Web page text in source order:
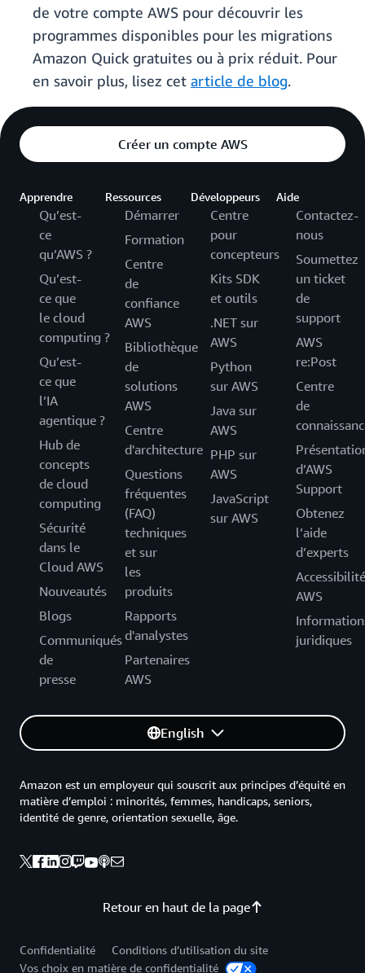
de votre compte AWS pour découvrir les
programmes disponibles pour les migrations
Amazon Quick gratuites ou à prix réduit. Pour
en savoir plus, lisez cet article de blog.
Créer un compte AWS
Apprendre
Qu’est-
ce
qu’AWS ?
Qu’est-
ce que
le cloud
computing ?
Qu’est-
ce que
l’IA
agentique ?
Hub de
concepts
de cloud
computing
Sécurité
dans le
Cloud AWS
Nouveautés
Blogs
Communiqués
de
presse
Ressources
Démarrer
Formation
Centre
de
confiance
AWS
Bibliothèque
de
solutions
AWS
Centre
d'architecture
Questions
fréquentes
(FAQ)
techniques
et sur
les
produits
Rapports
d'analystes
Partenaires
AWS
Développeurs
Centre
pour
concepteurs
Kits SDK
et outils
.NET sur
AWS
Python
sur AWS
Java sur
AWS
PHP sur
AWS
JavaScript
sur AWS
Aide
Contactez-
nous
Soumettez
un ticket
de
support
AWS
re:Post
Centre
de
d’AWS
Support
Obtenez
l’aide
d’experts
Accessibilité
AWS
juridiques
English
Retour en haut de la page
Amazon est un employeur qui souscrit aux principes d’équité en
matière d’emploi : minorités, femmes, handicaps, seniors,
identité de genre, orientation sexuelle, âge.
Confidentialité
Conditions d’utilisation du site
Vos choix en matière de confidentialité